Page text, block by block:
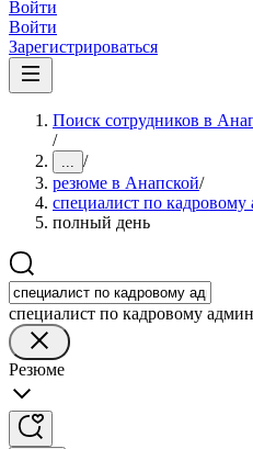
Войти
Войти
Зарегистрироваться
Поиск сотрудников в
/
... /
резюме в Анапской/
специалист по
полный день
специалист по кадровому
Резюме